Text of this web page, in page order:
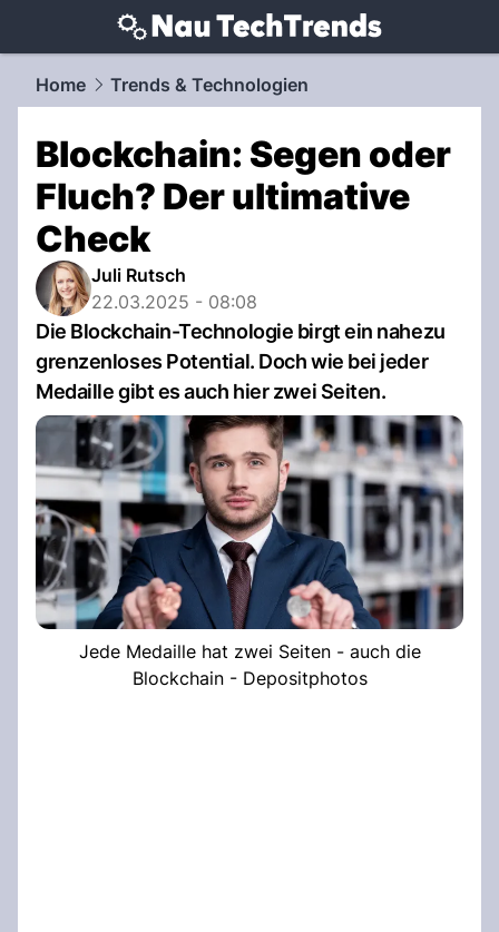
techtrends.NAU.ch
Home Trends & Technologien
Blockchain: Segen oder
Fluch? Der ultimative
Check
Juli Rutsch
22.03.2025 - 08:08
Die Blockchain-Technologie birgt ein nahezu
grenzenloses Potential. Doch wie bei jeder
Medaille gibt es auch hier zwei Seiten.
Jede Medaille hat zwei Seiten - auch die
Blockchain - Depositphotos